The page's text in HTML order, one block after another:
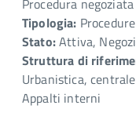
Procedura
Tipologia:
Stato:Attiva,
Struttura di
Urbanistica,
Appalti interni